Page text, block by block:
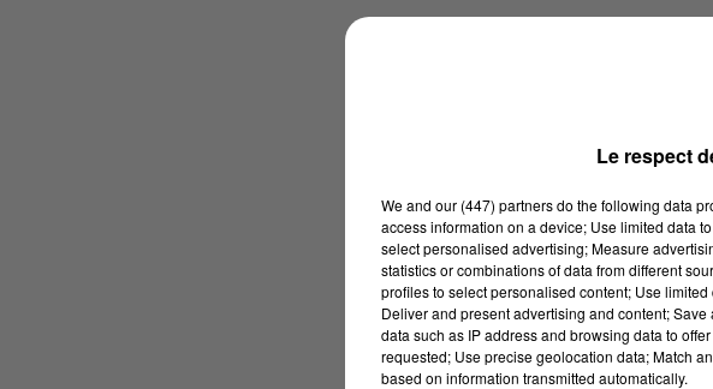
Le respect
We and our (447) partnersdo the following data
access information on a device; Use limited data
select personalised advertising; Measure
statistics or combinations of data from different
profiles to select personalised content; Use
Deliver and present advertising and content;
data such as IP address and browsing data to
requested; Use precise geolocation data; Match
based on information transmitted automatically.